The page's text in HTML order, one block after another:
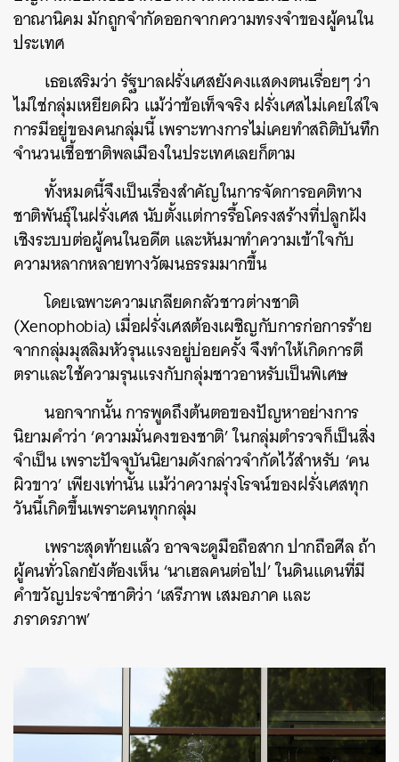
อาณานิคม มักถูกจำกัดออกจากความทรงจำของผู้คนใน
ประเทศ
เธอเสริมว่า รัฐบาลฝรั่งเศสยังคงแสดงตนเรื่อยๆ ว่า
ไม่ใช่กลุ่มเหยียดผิว แม้ว่าข้อเท็จจริง ฝรั่งเศสไม่เคยใส่ใจ
การมีอยู่ของคนกลุ่มนี้ เพราะทางการไม่เคยทำสถิติบันทึก
จำนวนเชื้อชาติพลเมืองในประเทศเลยก็ตาม
ทั้งหมดนี้จึงเป็นเรื่องสำคัญในการจัดการอคติทาง
ชาติพันธุ์ในฝรั่งเศส นับตั้งแต่การรื้อโครงสร้างที่ปลูกฝัง
เชิงระบบต่อผู้คนในอดีต และหันมาทำความเข้าใจกับ
ความหลากหลายทางวัฒนธรรมมากขึ้น
โดยเฉพาะความเกลียดกลัวชาวต่างชาติ
(Xenophobia) เมื่อฝรั่งเศสต้องเผชิญกับการก่อการร้าย
จากกลุ่มมุสลิมหัวรุนแรงอยู่บ่อยครั้ง จึงทำให้เกิดการตี
ตราและใช้ความรุนแรงกับกลุ่มชาวอาหรับเป็นพิเศษ
นอกจากนั้น การพูดถึงต้นตอของปัญหาอย่างการ
นิยามคำว่า ‘ความมั่นคงของชาติ’ ในกลุ่มตำรวจก็เป็นสิ่ง
จำเป็น เพราะปัจจุบันนิยามดังกล่าวจำกัดไว้สำหรับ ‘คน
ผิวขาว’ เพียงเท่านั้น แม้ว่าความรุ่งโรจน์ของฝรั่งเศสทุก
วันนี้เกิดขึ้นเพราะคนทุกกลุ่ม
เพราะสุดท้ายแล้ว อาจจะดูมือถือสาก ปากถือศีล ถ้า
ผู้คนทั่วโลกยังต้องเห็น ‘นาเฮลคนต่อไป’ ในดินแดนที่มี
คำขวัญประจำชาติว่า ‘เสรีภาพ เสมอภาค และ
ภราดรภาพ’